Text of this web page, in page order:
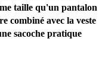
taille qu'un pantalon
combiné avec la veste
sacoche pratique